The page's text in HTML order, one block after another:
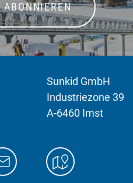
ABONNIEREN
Sunkid GmbH
Industriezone 39
A-6460 Imst